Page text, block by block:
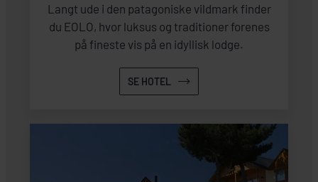
Langt ude i den patagoniske vildmark finder
du EOLO, hvor luksus og traditioner forenes
på fineste vis på en idyllisk lodge.
SE HOTEL